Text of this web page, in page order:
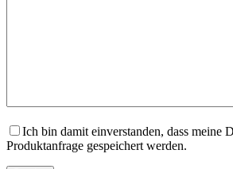
Ich bin damit einverstanden, dass meine
Produktanfrage gespeichert werden.